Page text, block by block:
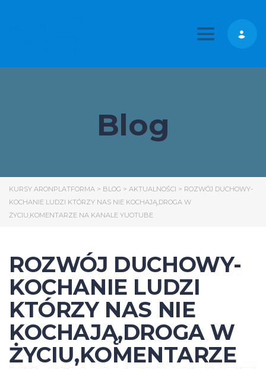
Toggle
Blog
KURSY ARONPLATFORMA > BLOG > AKTUALNOŚCI > ROZWÓJ DUCHOWY-
KOCHANIE LUDZI KTÓRZY NAS NIE KOCHAJĄ,DROGA W
ŻYCIU,KOMENTARZE NA KANALE YUOTUBE
ROZWÓJ DUCHOWY-
KOCHANIE LUDZI
KTÓRZY NAS NIE
KOCHAJĄ,DROGA W
ŻYCIU,KOMENTARZE